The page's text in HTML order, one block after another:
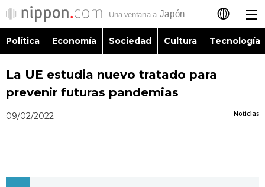
日本語
English
Política
Sociedad
Política Economía Sociedad Cultura Tecnología
La UE estudia nuevo tratado para
prevenir futuras pandemias
Noticias
09/02/2022